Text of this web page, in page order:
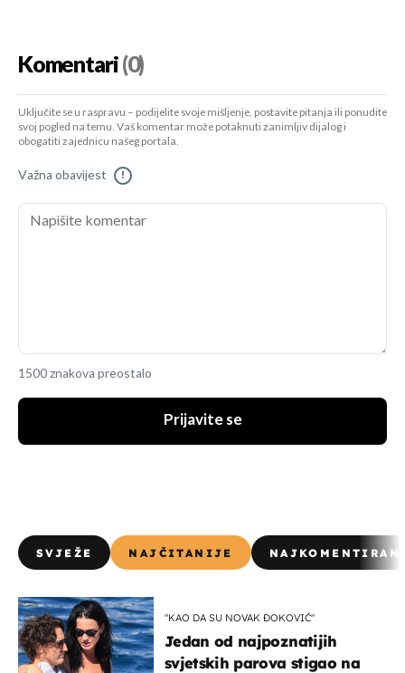
Komentari(0)
Uključite se u raspravu – podijelite svoje mišljenje, postavite pitanja ili ponudite
svoj pogled na temu. Vaš komentar može potaknuti zanimljiv dijalog i
obogatiti zajednicu našeg portala.
Važna obavijest !
1500 znakova preostalo
Prijavite se
SVJEŽE NAJČITANIJE
"KAO DA SU NOVAK ĐOKOVIĆ"
Jedan od najpoznatijih
svjetskih parova stigao na